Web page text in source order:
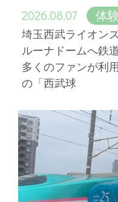
2026.08.07 体
埼玉西武ライオン
ルーナドームへ鉄
多くのファンが利
の「西武球